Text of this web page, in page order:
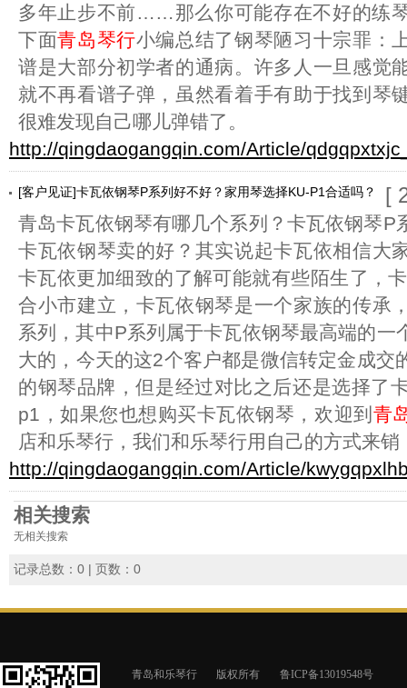
多年止步不前……那么你可能存在不好的练
下面青岛琴行小编总结了钢琴陋习十宗罪：
谱是大部分初学者的通病。许多人一旦感觉
就不再看谱子弹，虽然看着手有助于找到琴
很难发现自己哪儿弹错了。
http://qingdaogangqin.com/Article/
[客户见证]卡瓦依钢琴P系列好不好？家用琴选择KU-P1合适吗？ [
青岛卡瓦依钢琴有哪几个系列？卡瓦依钢琴P
卡瓦依钢琴卖的好？其实说起卡瓦依相信大
卡瓦依更加细致的了解可能就有些陌生了，
合小市建立，卡瓦依钢琴是一个家族的传承
系列，其中P系列属于卡瓦依钢琴最高端的一
大的，今天的这2个客户都是微信转定金成交
的钢琴品牌，但是经过对比之后还是选择了
p1，如果您也想购买卡瓦依钢琴，欢迎到 青
店和乐琴行，我们和乐琴行用自己的方式来销
http://qingdaogangqin.com/Article/
相关搜索
无相关搜索
记录总数：0 | 页数：0
青岛和乐琴行 版权所有
鲁ICP备13019548号